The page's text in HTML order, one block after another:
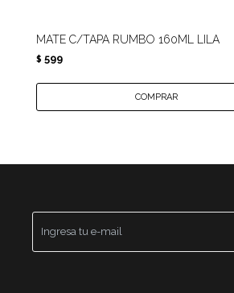
MATE C/TAPA RUMBO 160ML LILA
$ 599